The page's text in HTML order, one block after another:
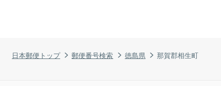
日本郵便トップ 郵便番号検索 徳島県 那賀郡相生町